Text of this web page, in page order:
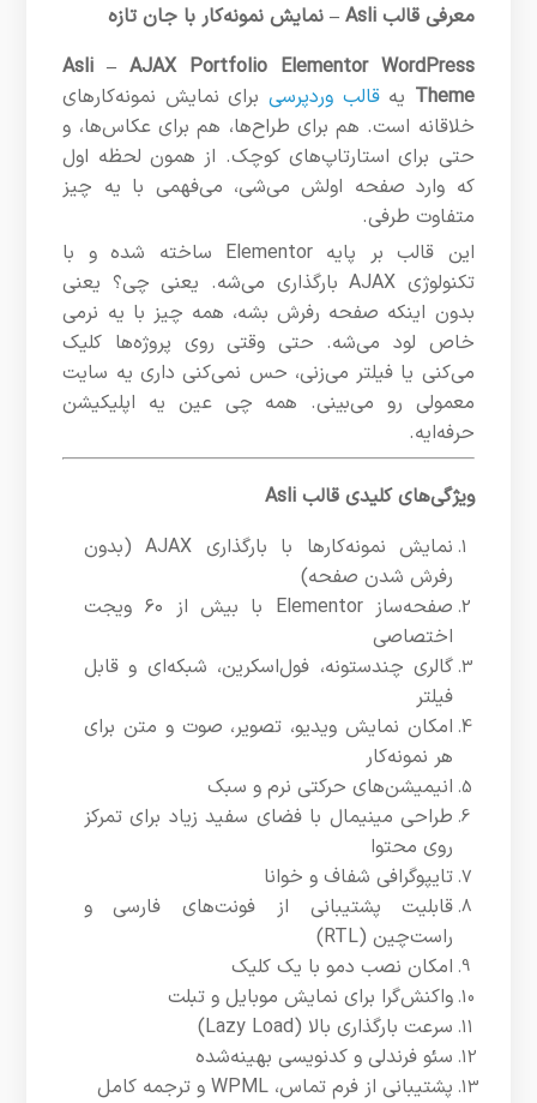
معرفی قالب Asli – نمایش نمونه‌کار با جان تازه
Asli – AJAX Portfolio Elementor WordPress
Theme یهقالب وردپرسی برای نمایش نمونه‌کارهای
خلاقانه است. هم برای طراح‌ها، هم برای عکاس‌ها، و
حتی برای استارتاپ‌های کوچک. از همون لحظه اول
که وارد صفحه اولش می‌شی، می‌فهمی با یه چیز
متفاوت طرفی.
این قالب بر پایه Elementor ساخته شده و با
تکنولوژی AJAX بارگذاری می‌شه. یعنی چی؟ یعنی
بدون اینکه صفحه رفرش بشه، همه چیز با یه نرمی
خاص لود می‌شه. حتی وقتی روی پروژه‌ها کلیک
می‌کنی یا فیلتر می‌زنی، حس نمی‌کنی داری یه سایت
معمولی رو می‌بینی. همه چی عین یه اپلیکیشن
حرفه‌ایه.
ویژگی‌های کلیدی قالب Asli
نمایش نمونه‌کارها با بارگذاری AJAX (بدون
رفرش شدن صفحه)
صفحه‌ساز Elementor با بیش از ۶۰ ویجت
اختصاصی
گالری چندستونه، فول‌اسکرین، شبکه‌ای و قابل
فیلتر
امکان نمایش ویدیو، تصویر، صوت و متن برای
هر نمونه‌کار
انیمیشن‌های حرکتی نرم و سبک
طراحی مینیمال با فضای سفید زیاد برای تمرکز
روی محتوا
تایپوگرافی شفاف و خوانا
قابلیت پشتیبانی از فونت‌های فارسی و
راست‌چین (RTL)
امکان نصب دمو با یک کلیک
واکنش‌گرا برای نمایش موبایل و تبلت
سرعت بارگذاری بالا (Lazy Load)
سئو فرندلی و کدنویسی بهینه‌شده
پشتیبانی از فرم تماس، WPML و ترجمه کامل